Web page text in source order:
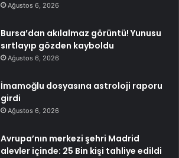
Ağustos 6, 2026
Bursa’dan akılalmaz görüntü! Yunusu
sırtlayıp gözden kayboldu
Ağustos 6, 2026
İmamoğlu dosyasına astroloji raporu
girdi
Ağustos 6, 2026
Avrupa’nın merkezi şehri Madrid
alevler içinde: 25 Bin kişi tahliye edildi